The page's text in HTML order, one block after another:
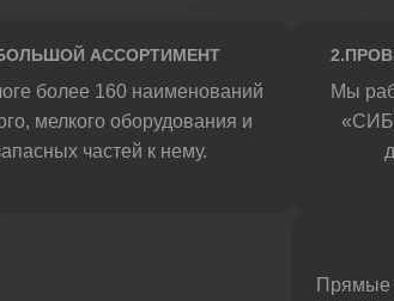
АССОРТИМЕНТ
более 160 наименований
мелкого оборудования и
частей к нему.
Мы
Прямые